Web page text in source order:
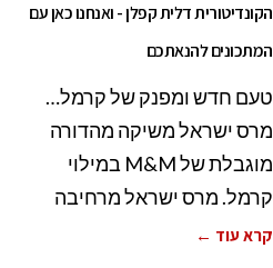
הקונדיטורית דלית קפלן - ואנחנו כאן עם
המתכונים להנאתכם
טעם חדש ומפנק של קרמל…
מרס ישראל משיקה מהדורה
מוגבלת של M&M במילוי
קרמל. מרס ישראל מרחיבה
קרא עוד ←